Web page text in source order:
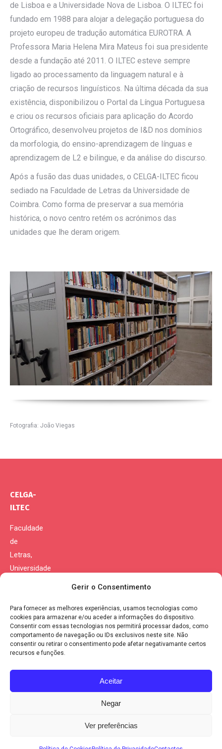
Gerir o Consentimento
Para fornecer as melhores experiências, usamos tecnologias como
cookies para armazenar e/ou aceder a informações do dispositivo.
Consentir com essas tecnologias nos permitirá processar dados, como
comportamento de navegação ou IDs exclusivos neste site. Não
consentir ou retirar o consentimento pode afetar negativamante certos
recursos e funções.
Aceitar
Negar
Ver preferências
de Lisboa e a Universidade Nova de Lisboa. O ILTEC foi
fundado em 1988 para alojar a delegação portuguesa do
projeto europeu de tradução automática EUROTRA. A
Professora Maria Helena Mira Mateus foi sua presidente
desde a fundação até 2011. O ILTEC esteve sempre
ligado ao processamento da linguagem natural e à
criação de recursos linguísticos. Na última década da sua
existência, disponibilizou o Portal da Língua Portuguesa
e criou os recursos oficiais para aplicação do Acordo
Ortográfico, desenvolveu projetos de I&D nos domínios
da morfologia, do ensino-aprendizagem de línguas e
aprendizagem de L2 e bilingue, e da análise do discurso.
Após a fusão das duas unidades, o CELGA-ILTEC ficou
sediado na Faculdade de Letras da Universidade de
Coimbra. Como forma de preservar a sua memória
histórica, o novo centro retém os acrónimos das
unidades que lhe deram origem.
Fotografia: João Viegas
CELGA-
ILTEC
Faculdade
de
Letras,
Universidade
Morada:
Largo da
Porta
Férrea
3004-530
Política de Privacidade